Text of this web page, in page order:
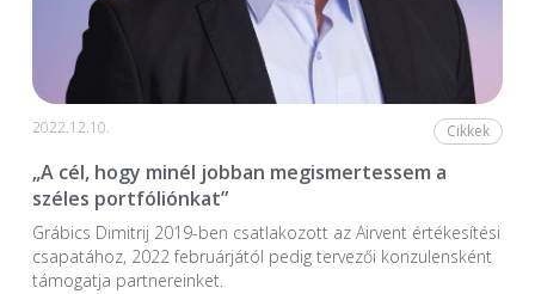
2022.12.10. Cikkek
„A cél, hogy minél jobban megismertessem a
széles portfóliónkat”
Grábics Dimitrij 2019-ben csatlakozott az Airvent értékesítési
csapatához, 2022 februárjától pedig tervezői konzulensként
támogatja partnereinket.